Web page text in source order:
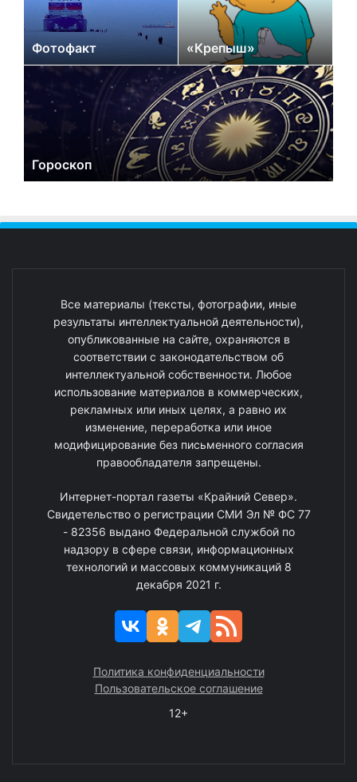
Фотофакт «Крепыш»
Гороскоп
Все материалы (тексты, фотографии, иные
результаты интеллектуальной деятельности),
опубликованные на сайте, охраняются в
соответствии с законодательством об
интеллектуальной собственности. Любое
использование материалов в коммерческих,
рекламных или иных целях, а равно их
изменение, переработка или иное
модифицирование без письменного согласия
правообладателя запрещены.
Интернет-портал газеты «Крайний Север».
Свидетельство о регистрации СМИ Эл № ФС 77
- 82356 выдано Федеральной службой по
надзору в сфере связи, информационных
технологий и массовых коммуникаций 8
декабря 2021 г.
Политика конфиденциальности
Пользовательское соглашение
12+